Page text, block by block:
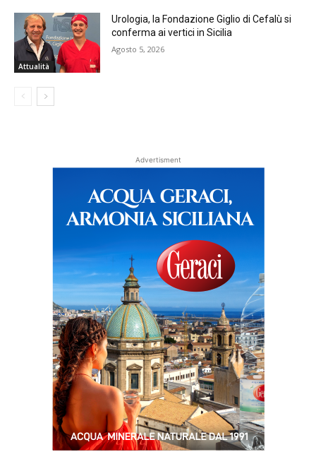
Attualità
Urologia, la Fondazione Giglio di Cefalù si
conferma ai vertici in Sicilia
Agosto 5, 2026
Advertisment